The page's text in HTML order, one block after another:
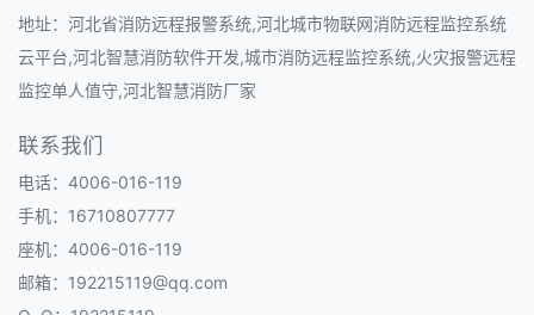
地址：河北省消防远程报警系统,河北城市物联网消防远程监控系统
云平台,河北智慧消防软件开发,城市消防远程监控系统,火灾报警远程
监控单人值守,河北智慧消防厂家
联系我们
电话：4006-016-119
手机：16710807777
座机：4006-016-119
邮箱：192215119@qq.com